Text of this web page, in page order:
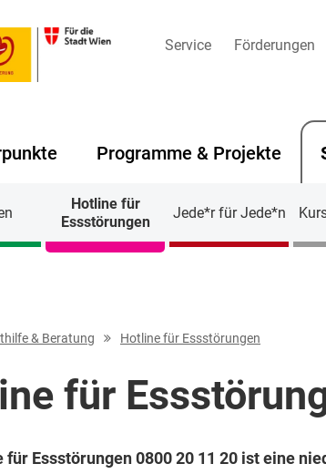
Service Förderungen
Programme & Projekte
Hotline für
Essstörungen
Jede*r für Jede*n
& Beratung Hotline für Essstörungen
für
für Essstörungen 0800 20 11 20 ist eine